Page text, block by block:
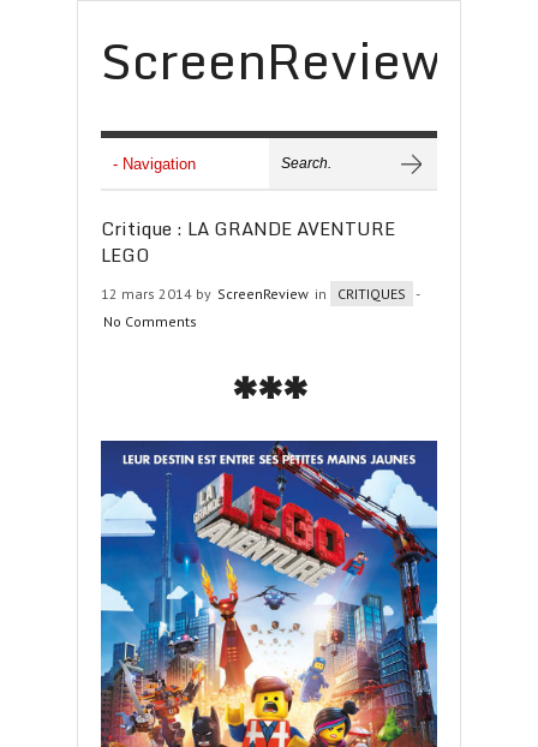
ScreenReview
Critique : LA GRANDE AVENTURE
LEGO
12 mars 2014 by ScreenReview in CRITIQUES -
No Comments
***